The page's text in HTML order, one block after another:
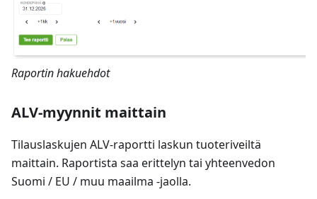
Raportin hakuehdot
ALV-myynnit maittain
Tilauslaskujen ALV-raportti laskun tuoteriveiltä
maittain. Raportista saa erittelyn tai yhteenvedon
Suomi / EU / muu maailma -jaolla.